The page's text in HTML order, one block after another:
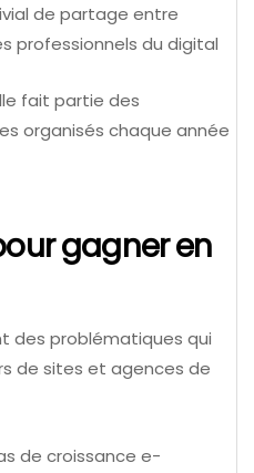
de partage entre
professionnels du digital
fait partie des
organisés chaque année
gagner en
des problématiques qui
de sites et agences de
de croissance e-